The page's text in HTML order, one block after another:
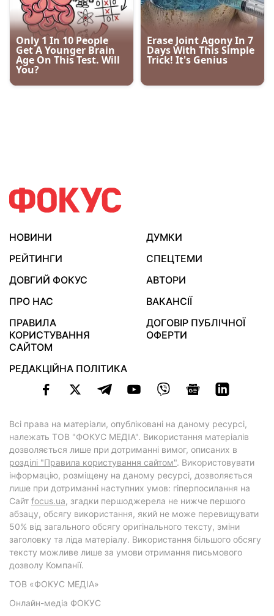
НОВИНИ
ДУМКИ
РЕЙТИНГИ
СПЕЦТЕМИ
ДОВГИЙ ФОКУС
АВТОРИ
ПРО НАС
ВАКАНСІЇ
ПРАВИЛА
КОРИСТУВАННЯ
САЙТОМ
ДОГОВІР ПУБЛІЧНОЇ
ОФЕРТИ
РЕДАКЦІЙНА ПОЛІТИКА
Всі права на матеріали, опубліковані на даному ресурсі,
належать ТОВ "ФОКУС МЕДІА". Використання матеріалів
дозволяється лише при дотриманні вимог, описаних в
розділі "Правила користування сайтом". Використовувати
інформацію, розміщену на даному ресурсі, дозволяється
лише при дотриманні наступних умов: гіперпосилання на
Cайт focus.ua, згадки першоджерела не нижче першого
абзацу, обсягу використання, який не може перевищувати
50% від загального обсягу оригінального тексту, зміни
заголовку та ліда матеріалу. Використання більшого обсягу
тексту можливе лише за умови отримання письмового
дозволу Компанії.
ТОВ «ФОКУС МЕДІА»
Онлайн-медіа ФОКУС